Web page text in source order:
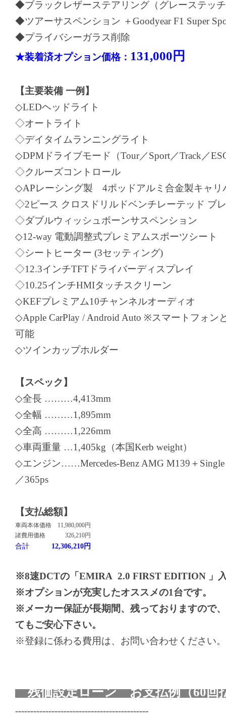
◆ブラックレザーステアリング（グレーステッ
◆ツアーサスペンション ＋Goodyear F1 Super
◆プライバシーガラス削除
★装着済オプション価格： 131,000円
【主要装備 一例】
◇LEDヘッドライト
◇オートライト
◇デイタイムランニングライト
◇DPMドライブモード（Tour／Sport／Track／
◇クルーズコントロール
◇APレーシング製 4ポッドアルミ合金製キャリ
◇2ピース クロスドリルドベンチレーテッド ブ
◇ダブルウィッシュボーンサスペンション
◇12-way 電動調整式プレミアムスポーツシート
◇シートヒーター (3セッティング)
◇12.3インチTFTドライバーディスプレイ
◇10.25インチHMIタッチスクリーン
◇KEFプレミアム10チャンネルオーディオ
◇Apple CarPlay / Android Auto ※スマートフォン
可能
◇ツインカップホルダー
【スペック】
◇全長 ………4,413mm
◇全幅 ………1,895mm
◇全高 ………1,226mm
◇車両重量 …1,405kg（本国Kerb weight）
◇エンジン……Mercedes-Benz AMG M139＋Single
／365ps
【支払総額】
車両本体価格
11,980,000円
諸費用価格
326,210円
合計 12,306,210円
※8速DCTの「EMIRA 2.0 FIRST EDITION 」
※オプションが充実したオススメの1台です。
※メーカー保証が長期間、残っておりますので
てもご安心下さい。
※登録に係わる費用は、お問い合わせください。
残価設定ローン お支払例（60回
--------------------------------------------